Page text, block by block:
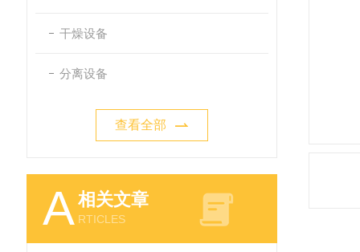
干燥设备
分离设备
查看全部
A相关文章
RTICLES